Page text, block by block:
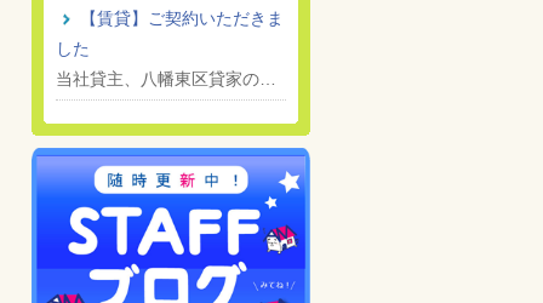
【賃貸】ご契約いただきま
した
当社貸主、八幡東区貸家の…